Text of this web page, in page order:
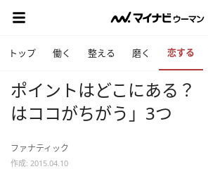
トップ 働く 整える 磨く 恋する
ポイントはどこにある
はココがちがう」3つ
ファナティック
作成: 2015.04.10